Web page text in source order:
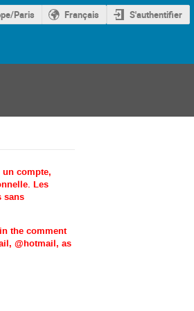
Paris Français S'authentifier
un compte,
Les
sans
the comment
@hotmail, as